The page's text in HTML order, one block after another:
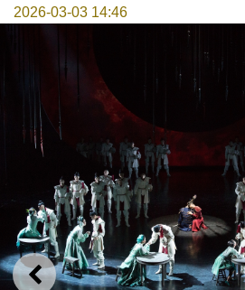
2026-03-03 14:46
上一则